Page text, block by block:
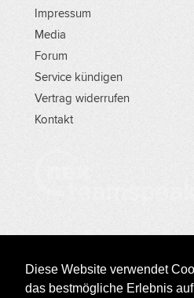
Diese Website verwendet
das bestmögliche Erlebnis
Impressum
Media
Forum
Service kündigen
Vertrag widerrufen
Kontakt
NEX-network.de Inh. Florian
gehören den jeweiligen Inhabern.